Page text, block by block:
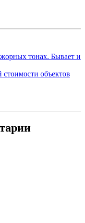
тонах. Бывает и
стоимости объектов